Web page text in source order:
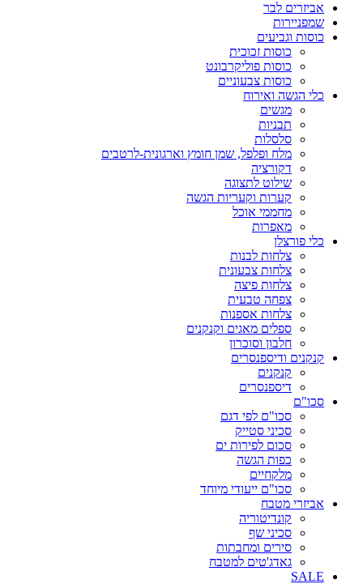
אביזרים לבר
שמפניירות
כוסות וגביעים
כוסות זכוכית
כוסות פוליקרבונט
כוסות צבעוניים
כלי הגשה ואירוח
מגשים
תבניות
סלסלות
מלח ופלפל, שמן חומץ וארגונית-לרטבים
דקורציה
שילוט לתצוגה
קערות וקעריות הגשה
מחממי אוכל
מאפרות
כלי פורצלן
צלחות לבנות
צלחות צבעונית
צלחות פיצה
צפחה טבעית
צלחות אספנות
ספלים מאגים וקנקנים
חלבון וסוכרון
קנקנים ודיספנסרים
קנקנים
דיספנסרים
סכו"ם
סכו"ם לפי דגם
סכיני סטייק
סכום לפירות ים
כפות הגשה
מלקחיים
סכו"ם ייעודי מיוחד
אביזרי מטבח
קונדיטוריה
סכיני שף
סירים ומחבתות
גאדג'טים למטבח
SALE